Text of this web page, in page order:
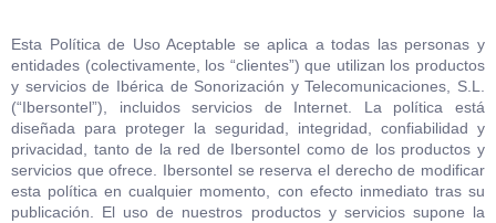
Esta Política de Uso Aceptable se aplica a todas las personas y
entidades (colectivamente, los “clientes”) que utilizan los productos
y servicios de Ibérica de Sonorización y Telecomunicaciones, S.L.
(“Ibersontel”), incluidos servicios de Internet. La política está
diseñada para proteger la seguridad, integridad, confiabilidad y
privacidad, tanto de la red de Ibersontel como de los productos y
servicios que ofrece. Ibersontel se reserva el derecho de modificar
esta política en cualquier momento, con efecto inmediato tras su
publicación. El uso de nuestros productos y servicios supone la